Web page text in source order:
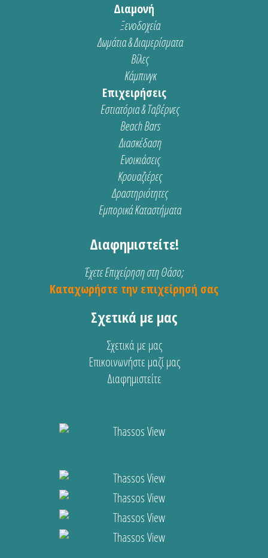
Διαμονή
Ξενοδοχεία
Δωμάτια & Διαμερίσματα
Βίλες
Κάμπινγκ
Επιχειρήσεις
Εστιατόρια & Ταβέρνες
Beach Bars
Διασκέδαση
Ενοικιάσεις
Κρουαζιέρες
Δραστηριότητες
Εμπορικά Καταστήματα
Διαφημιστείτε!
Έχετε Επιχείρηση στη Θάσο;
Καταχωρήστε την επιχείρησή σας
Σχετικά με μας
Σχετικά με μας
Επικοινωνήστε μαζί μας
Διαφημιστείτε